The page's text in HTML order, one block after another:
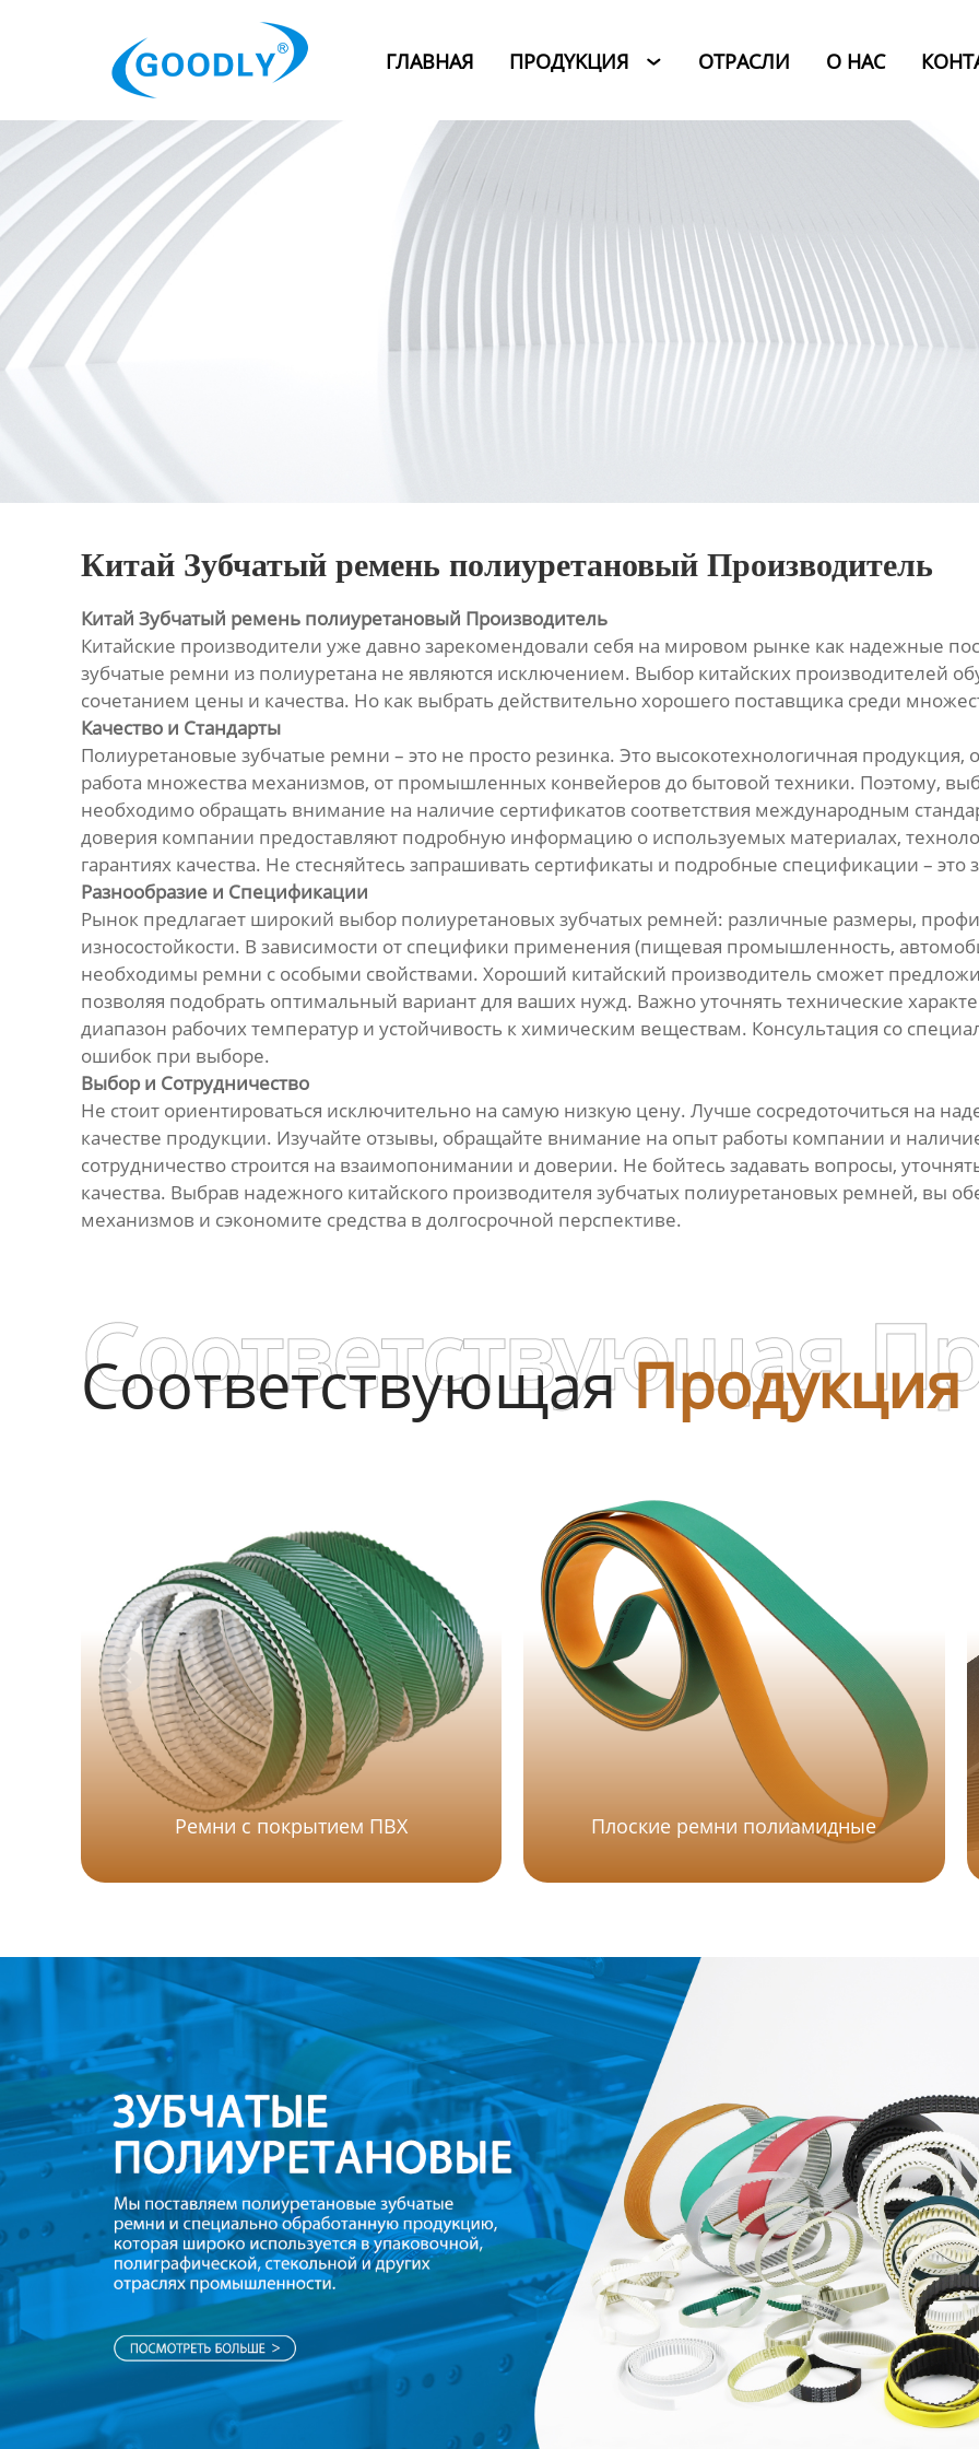
ГЛАВНАЯ ПРОДYKЦИЯ  ОТРАСЛИ O HAC
ОТРАСЛИ
Категория
Новости
Контакты
Китай Зубчатый ремень полиуретановый Производитель
Китай Зубчатый ремень полиуретановый Производитель
Китайские производители уже давно зарекомендовали себя на мировом рынке как надежные
зубчатые ремни из полиуретана не являются исключением. Выбор китайских производителей
сочетанием цены и качества. Но как выбрать действительно хорошего поставщика среди
Качество и Стандарты
Полиуретановые зубчатые ремни – это не просто резинка. Это высокотехнологичная продукция,
работа множества механизмов, от промышленных конвейеров до бытовой техники. Поэтому,
необходимо обращать внимание на наличие сертификатов соответствия международным
доверия компании предоставляют подробную информацию о используемых материалах,
гарантиях качества. Не стесняйтесь запрашивать сертификаты и подробные спецификации – это
Разнообразие и Спецификации
Рынок предлагает широкий выбор полиуретановых зубчатых ремней: различные размеры,
износостойкости. В зависимости от специфики применения (пищевая промышленность,
необходимы ремни с особыми свойствами. Хороший китайский производитель сможет
позволяя подобрать оптимальный вариант для ваших нужд. Важно уточнять технические
диапазон рабочих температур и устойчивость к химическим веществам. Консультация со
ошибок при выборе.
Выбор и Сотрудничество
Не стоит ориентироваться исключительно на самую низкую цену. Лучше сосредоточиться на
качестве продукции. Изучайте отзывы, обращайте внимание на опыт работы компании и
сотрудничество строится на взаимопонимании и доверии. Не бойтесь задавать вопросы,
качества. Выбрав надежного китайского производителя зубчатых полиуретановых ремней, вы
механизмов и сэкономите средства в долгосрочной перспективе.
СоответствующаяПродукция
Соответствующая
Ремни с покрытием ПВХ Плоские ремни полиамидные